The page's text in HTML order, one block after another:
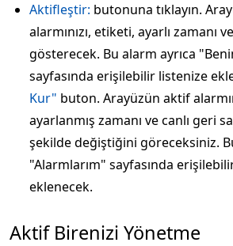
Aktifleştir: butonuna tıklayın.
alarmınızı, etiketi, ayarlı zamanı
gösterecek. Bu alarm ayrıca
sayfasında erişilebilir listenize
Kur" buton. Arayüzün aktif
ayarlanmış zamanı ve canlı geri
şekilde değiştiğini göreceksiniz.
"Alarmlarım" sayfasında
eklenecek.
Aktif Birenizi Yönetme